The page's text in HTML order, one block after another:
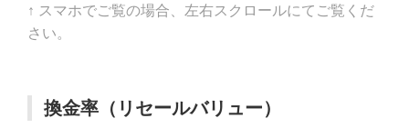
↑ スマホでご覧の場合、左右スクロールにてご覧くだ
さい。
換金率（リセールバリュー）